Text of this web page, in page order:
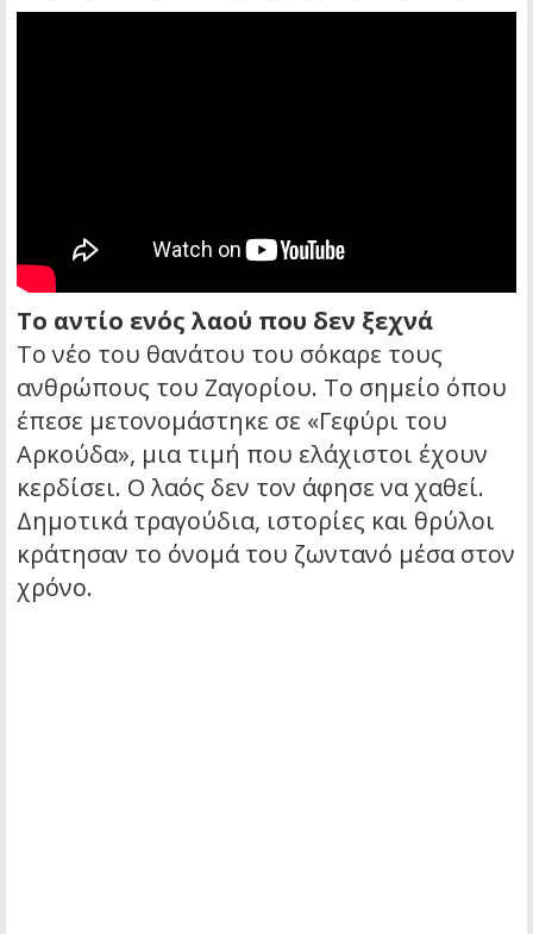
Το αντίο ενός λαού που δεν ξεχνά
Το νέο του θανάτου του σόκαρε τους
ανθρώπους του Ζαγορίου. Το σημείο όπου
έπεσε μετονομάστηκε σε «Γεφύρι του
Αρκούδα», μια τιμή που ελάχιστοι έχουν
κερδίσει. Ο λαός δεν τον άφησε να χαθεί.
Δημοτικά τραγούδια, ιστορίες και θρύλοι
κράτησαν το όνομά του ζωντανό μέσα στον
χρόνο.